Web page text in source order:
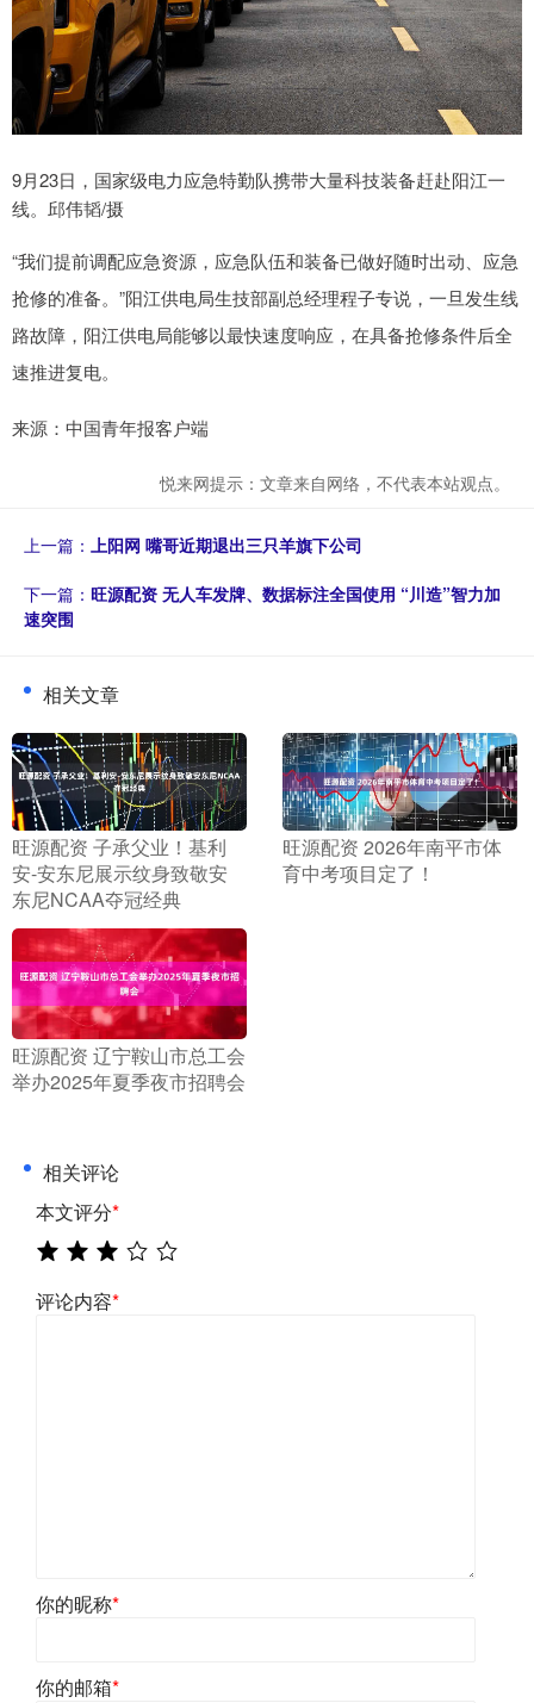
9月23日，国家级电力应急特勤队携带大量科技装备赶赴阳江一
线。邱伟韬/摄
“我们提前调配应急资源，应急队伍和装备已做好随时出动、应急
抢修的准备。”阳江供电局生技部副总经理程子专说，一旦发生线
路故障，阳江供电局能够以最快速度响应，在具备抢修条件后全
速推进复电。
来源：中国青年报客户端
悦来网提示：文章来自网络，不代表本站观点。
上一篇： 上阳网 嘴哥近期退出三只羊旗下公司
下一篇： 旺源配资 无人车发牌、数据标注全国使用 “川造”智力加
速突围
相关文章
​旺源配资 子承父业！基利
安-安东尼展示纹身致敬安
东尼NCAA夺冠经典
​旺源配资 2026年南平市体
育中考项目定了！
​旺源配资 辽宁鞍山市总工会
举办2025年夏季夜市招聘会
相关评论
本文评分*
评论内容*
你的昵称*
你的邮箱*